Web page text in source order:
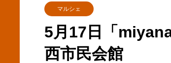
マルシェ
5月17日「
西市民会館